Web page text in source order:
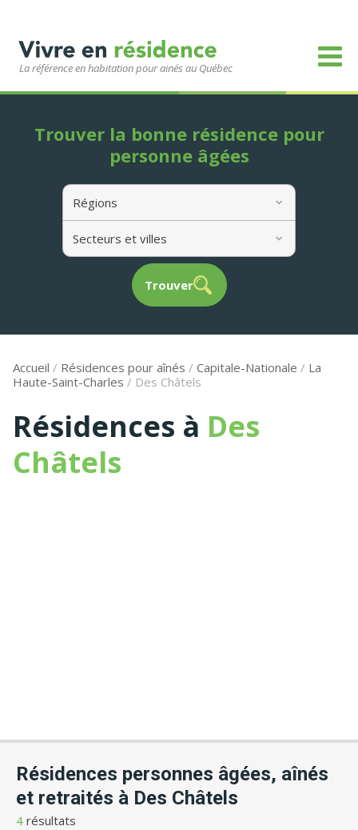
La référence en habitation pour ainés au Québec
Régions
Secteurs et villes
Trouver
Trouver la bonne résidence pour
personne âgées
Accueil / Résidences pour aînés / Capitale-Nationale / La
Haute-Saint-Charles / Des Châtels
Résidences à Des
Châtels
Résidences personnes âgées, aînés
et retraités à Des Châtels
4 résultats